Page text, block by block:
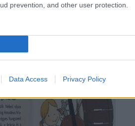
prevention, and other user protection.
Data Access Privacy Policy
ki a Pannon